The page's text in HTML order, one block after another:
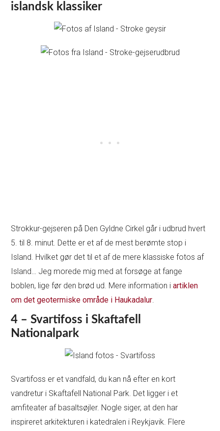
islandsk klassiker
Strokkur-gejseren på Den Gyldne Cirkel går i udbrud hvert
5. til 8. minut. Dette er et af de mest berømte stop i
Island. Hvilket gør det til et af de mere klassiske fotos af
Island… Jeg morede mig med at forsøge at fange
boblen, lige før den brød ud. Mere information iartiklen
om det geotermiske område i Haukadalur.
4 – Svartifoss i Skaftafell
Nationalpark
Svartifoss er et vandfald, du kan nå efter en kort
vandretur i Skaftafell National Park. Det ligger i et
amfiteater af basaltsøjler. Nogle siger, at den har
inspireret arkitekturen i katedralen i Reykjavik. Flere